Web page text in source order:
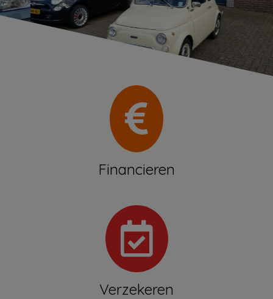
Welkom
Financieren
Verzekeren